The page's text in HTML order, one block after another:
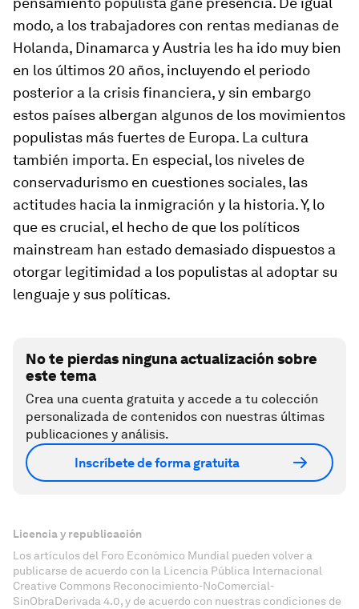
modo, a los trabajadores con rentas medianas de
Holanda, Dinamarca y Austria les ha ido muy bien
en los últimos 20 años, incluyendo el periodo
posterior a la crisis financiera, y sin embargo
estos países albergan algunos de los movimientos
populistas más fuertes de Europa. La cultura
también importa. En especial, los niveles de
conservadurismo en cuestiones sociales, las
actitudes hacia la inmigración y la historia. Y, lo
que es crucial, el hecho de que los políticos
mainstream han estado demasiado dispuestos a
otorgar legitimidad a los populistas al adoptar su
lenguaje y sus políticas.
No te pierdas ninguna actualización sobre
este tema
Crea una cuenta gratuita y accede a tu colección
personalizada de contenidos con nuestras últimas
publicaciones y análisis.
Inscríbete de forma gratuita
Licencia y republicación
Los artículos del Foro Económico Mundial pueden volver a
publicarse de acuerdo con la Licencia Pública Internacional
Creative Commons Reconocimiento-NoComercial-
SinObraDerivada 4.0, y de acuerdo con nuestras condiciones de